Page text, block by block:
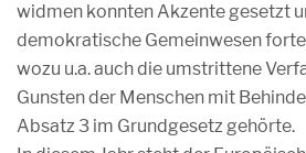
widmen konnten Akzente gesetzt
demokratische Gemeinwesen
wozu u.a. auch die umstrittene
Gunsten der Menschen mit
Absatz 3 im Grundgesetz gehörte.